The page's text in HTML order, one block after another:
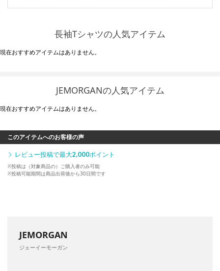
長袖Tシャツの人気アイテム
現在おすすめアイテムはありません。
JEMORGANの人気アイテム
現在おすすめアイテムはありません。
このアイテムへのお客様の声
レビュー投稿で最大2,000ポイント
※投稿は（対象商品の）ご購入者のみ可能
※投稿可能期間は商品出荷後から30日間です
JEMORGAN
ジェーイーモーガン